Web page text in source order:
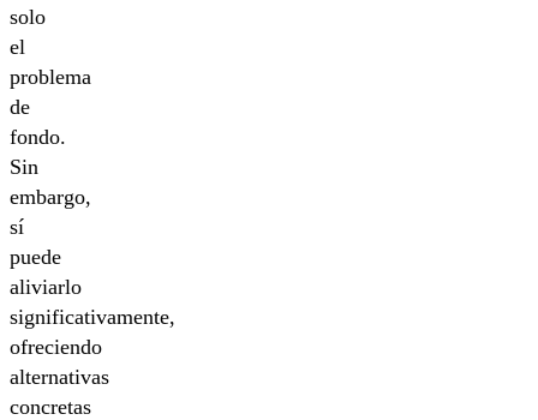
solo
el
problema
de
fondo.
Sin
embargo,
sí
puede
aliviarlo
significativamente,
ofreciendo
alternativas
concretas